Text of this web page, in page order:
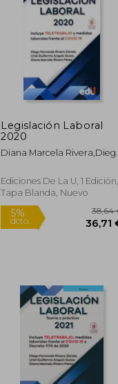
9,37 € 5%
Legislación Laboral
2020
Diana Marcela Rivera,Diego
Zárate,Uriel Guillermo
Angulo Guiza
Ediciones De La U, 1 Edición,
Tapa Blanda, Nuevo